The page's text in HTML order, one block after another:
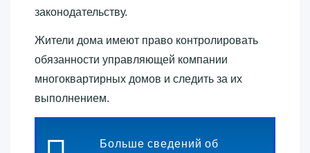
законодательству.
Жители дома имеют право контролировать
обязанности управляющей компании
многоквартирных домов и следить за их
выполнением.
Больше сведений об